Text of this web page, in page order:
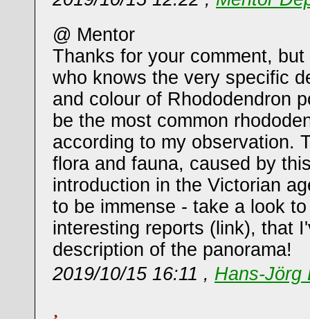
@ Mentor
Thanks for your comment,
who knows the very specific
and colour of Rhododendron
be the most common
according to my observation.
flora and fauna, caused by
introduction in the Victorian
to be immense - take a look
interesting reports (link), that
description of the panorama!
2019/10/15 16:11 , Hans-Jörg